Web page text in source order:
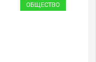
ОБЩЕСТВО